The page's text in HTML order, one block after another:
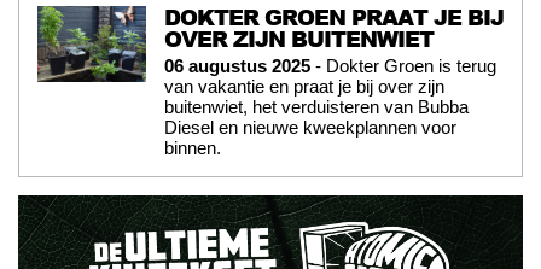
DOKTER GROEN PRAAT JE BIJ
OVER ZIJN BUITENWIET
06 augustus 2025 - Dokter Groen is terug
van vakantie en praat je bij over zijn
buitenwiet, het verduisteren van Bubba
Diesel en nieuwe kweekplannen voor
binnen.